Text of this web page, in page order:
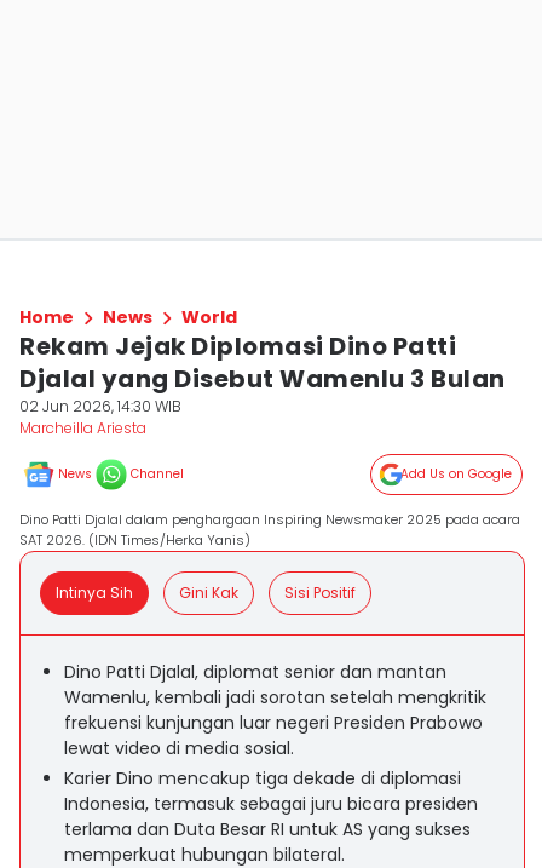
Home News World
Rekam Jejak Diplomasi Dino Patti
Djalal yang Disebut Wamenlu 3 Bulan
02 Jun 2026, 14:30 WIB
Marcheilla Ariesta
News Channel Add Us on Google
Dino Patti Djalal dalam penghargaan Inspiring Newsmaker 2025 pada acara
SAT 2026. (IDN Times/Herka Yanis)
Intinya Sih Gini Kak Sisi Positif
Dino Patti Djalal, diplomat senior dan mantan
Wamenlu, kembali jadi sorotan setelah mengkritik
frekuensi kunjungan luar negeri Presiden Prabowo
lewat video di media sosial.
Karier Dino mencakup tiga dekade di diplomasi
Indonesia, termasuk sebagai juru bicara presiden
terlama dan Duta Besar RI untuk AS yang sukses
memperkuat hubungan bilateral.